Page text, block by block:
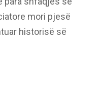
mori pjesë
historisë së